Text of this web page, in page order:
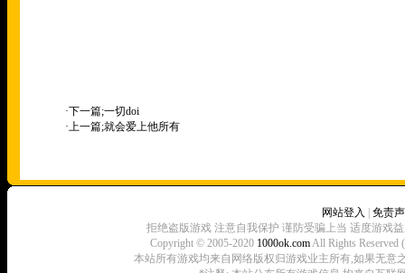
·下一篇;一切doi
·上一篇;就会爱上他所有
网站登入
免责
拒绝盗版游戏 注意自我保护 谨防受骗上当 适度游戏
Copyright © 2005-2020 1000ok.comAll Rights
本站所有游戏均来自网络版权归游戏业主所有,如果无意